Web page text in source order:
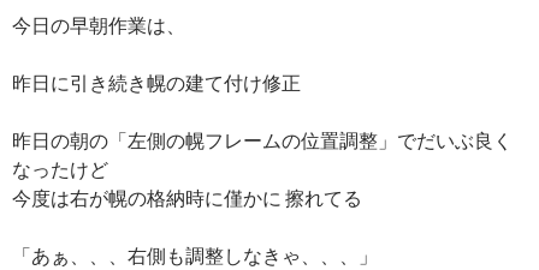
今日の早朝作業は、
昨日に引き続き幌の建て付け修正
昨日の朝の「左側の幌フレームの位置調整」でだいぶ良く
なったけど
今度は右が幌の格納時に僅かに 擦れてる
「あぁ、、、右側も調整しなきゃ、、、」